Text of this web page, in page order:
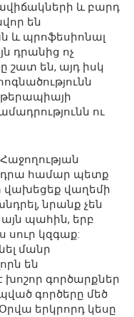
և բարդ
են
և պրոֆեսիոնալ
դրանից ոչ
շատ են, այդ իսկ
ու
դրա համար պետք
վախեցեք վաղեմի
նրանք չեն
այն պահին, երբ
կզգաք:
մանր
են
խոշոր գործարքներ
գործերը մեծ
երկրորդ կեսը